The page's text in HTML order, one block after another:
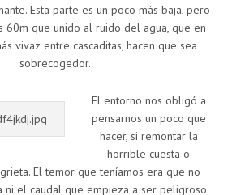
Esta parte es un poco más baja, pero
60m que unido al ruido del agua, que en
vivaz entre cascaditas, hacen que sea
sobrecogedor.
El entorno nos obligó a
pensarnos un poco que
hacer, si remontar la
horrible cuesta o
El temor que teníamos era que no
ni el caudal que empieza a ser peligroso.